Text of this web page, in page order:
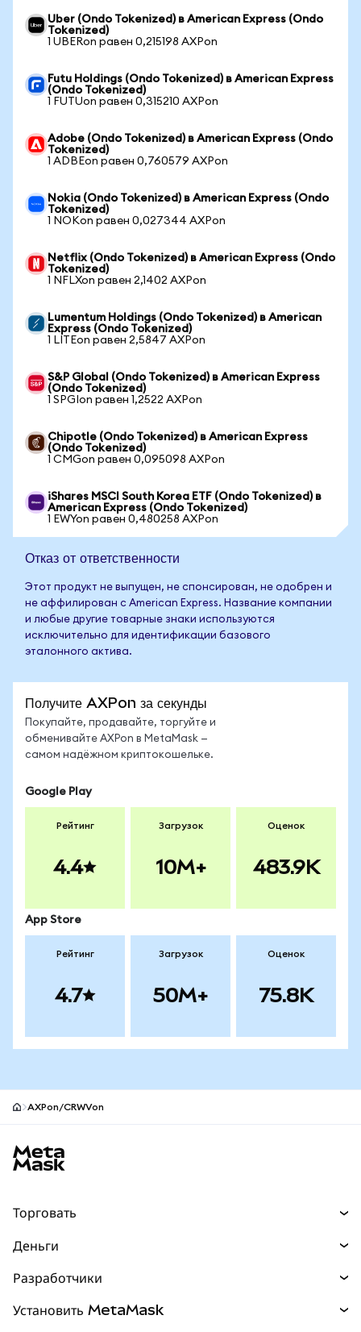
Uber (Ondo Tokenized) в American Express (Ondo
Tokenized)
1 UBERon равен 0,215198 AXPon
Futu Holdings (Ondo Tokenized) в American Express
(Ondo Tokenized)
1 FUTUon равен 0,315210 AXPon
Adobe (Ondo Tokenized) в American Express (Ondo
Tokenized)
1 ADBEon равен 0,760579 AXPon
Nokia (Ondo Tokenized) в American Express (Ondo
Tokenized)
1 NOKon равен 0,027344 AXPon
Netflix (Ondo Tokenized) в American Express (Ondo
Tokenized)
1 NFLXon равен 2,1402 AXPon
Lumentum Holdings (Ondo Tokenized) в American
Express (Ondo Tokenized)
1 LITEon равен 2,5847 AXPon
S&P Global (Ondo Tokenized) в American Express
(Ondo Tokenized)
1 SPGIon равен 1,2522 AXPon
Chipotle (Ondo Tokenized) в American Express
(Ondo Tokenized)
1 CMGon равен 0,095098 AXPon
iShares MSCI South Korea ETF (Ondo Tokenized) в
American Express (Ondo Tokenized)
1 EWYon равен 0,480258 AXPon
Отказ от ответственности
Этот продукт не выпущен, не спонсирован, не одобрен и
не аффилирован с American Express. Название компании
и любые другие товарные знаки используются
исключительно для идентификации базового
эталонного актива.
Получите AXPon за секунды
Покупайте, продавайте, торгуйте и
обменивайте AXPon в MetaMask —
самом надёжном криптокошельке.
Google Play
Рейтинг
4.4
Загрузок
10M+
Оценок
483.9K
App Store
Рейтинг
4.7
Загрузок
50M+
Оценок
75.8K
AXPon/CRWVon
Торговать
Прогнозы
Перпы НОВИНКА
Деньги
mUSD
Разработчики
Установить MetaMask